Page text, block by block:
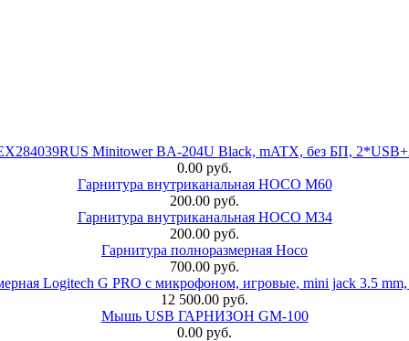
Minitower BA-204U Black, mATX, без БП,
0.00 руб.
Гарнитура внутриканальная HOCO M60
200.00 руб.
Гарнитура внутриканальная HOCO M34
200.00 руб.
Гарнитура полноразмерная Hoco
700.00 руб.
Logitech G PRO с микрофоном, игровые, mini jack 3.5
12 500.00 руб.
Мышь USB ГАРНИЗОН GM-100
0.00 руб.